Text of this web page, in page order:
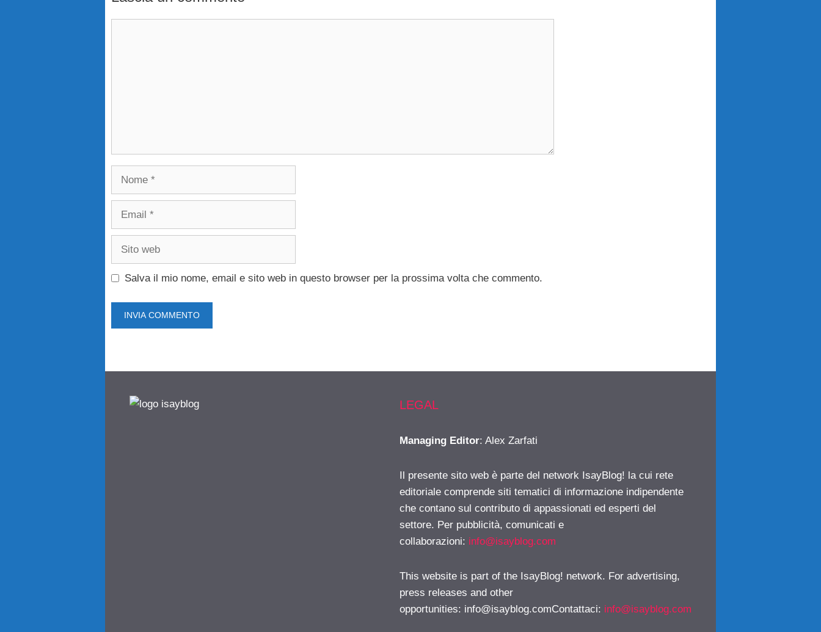
Nome
Email
Sito
Salva il mio nome, email e sito web in questo browser per la prossima volta che commento.
LEGAL
Managing Editor: Alex Zarfati
Il presente sito web è parte del network IsayBlog! la cui rete
editoriale comprende siti tematici di informazione indipendente
che contano sul contributo di appassionati ed esperti del
settore. Per pubblicità, comunicati e
collaborazioni: info@isayblog.com
This website is part of the IsayBlog! network. For advertising,
press releases and other
opportunities: info@isayblog.comContattaci: info@isayblog.com